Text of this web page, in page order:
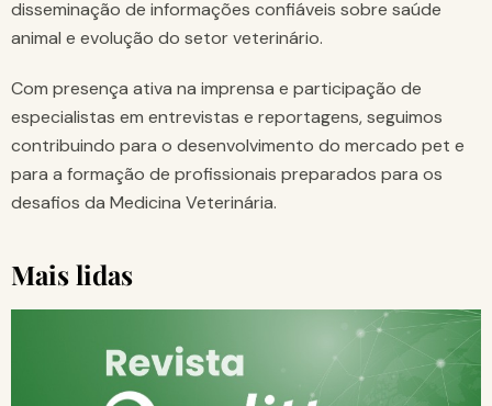
disseminação de informações confiáveis sobre saúde
animal e evolução do setor veterinário.
Com presença ativa na imprensa e participação de
especialistas em entrevistas e reportagens, seguimos
contribuindo para o desenvolvimento do mercado pet e
para a formação de profissionais preparados para os
desafios da Medicina Veterinária.
Mais lidas